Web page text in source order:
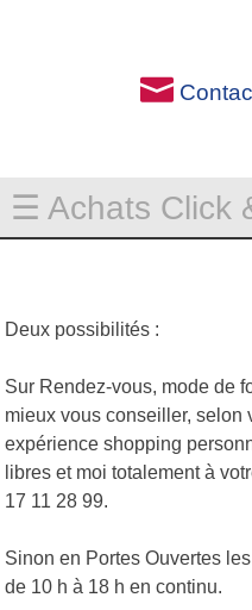
☰ Achats Click
Deux possibilités :
Sur Rendez-vous, mode de
mieux vous conseiller, selon
expérience shopping
libres et moi totalement à
17 11 28 99.
Sinon en Portes Ouvertes
de 10 h à 18 h en continu.